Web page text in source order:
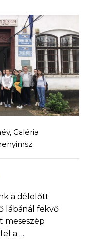
, Galéria
a délelőtt
lábánál fekvő
meseszép
a …